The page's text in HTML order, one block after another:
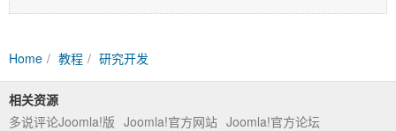
Home 教程 研究开发
相关资源
多说评论Joomla!版 Joomla!官方网站 Joomla!官方论坛